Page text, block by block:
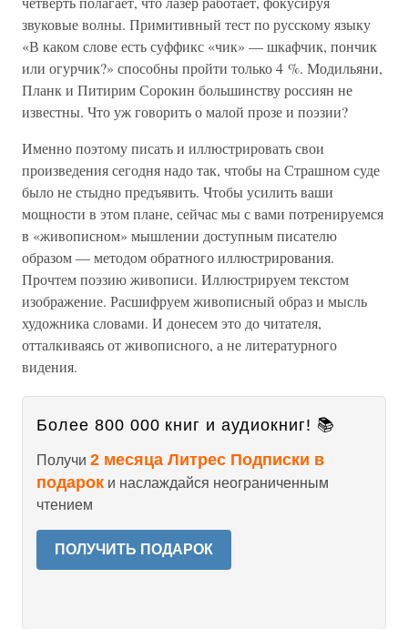
звуковые волны. Примитивный тест по русскому языку
«В каком слове есть суффикс «чик» — шкафчик, пончик
или огурчик?» способны пройти только 4 %. Модильяни,
Планк и Питирим Сорокин большинству россиян не
известны. Что уж говорить о малой прозе и поэзии?
Именно поэтому писать и иллюстрировать свои
произведения сегодня надо так, чтобы на Страшном суде
было не стыдно предъявить. Чтобы усилить ваши
мощности в этом плане, сейчас мы с вами потренируемся
в «живописном» мышлении доступным писателю
образом — методом обратного иллюстрирования.
Прочтем поэзию живописи. Иллюстрируем текстом
изображение. Расшифруем живописный образ и мысль
художника словами. И донесем это до читателя,
отталкиваясь от живописного, а не литературного
видения.
Более 800 000 книг и аудиокниг! 📚
Получи 2 месяца Литрес Подписки в
подарок и наслаждайся неограниченным
чтением
ПОЛУЧИТЬ ПОДАРОК